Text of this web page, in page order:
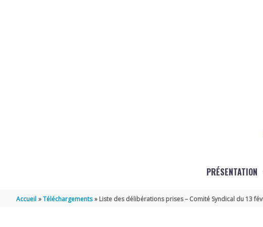
PRÉSENTATION
Accueil Téléchargements Liste des délibérations prises – Comité Syndical du 13